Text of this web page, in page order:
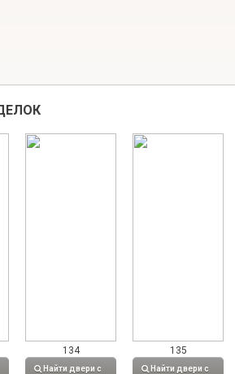
134
Найти двери с
135
Найти двери с